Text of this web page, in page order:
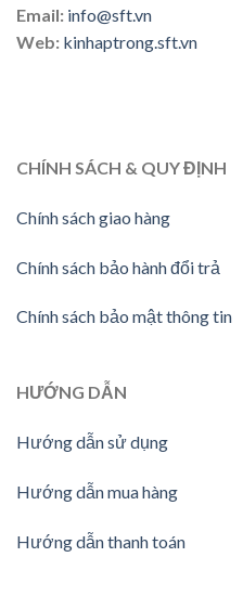
Email: info@sft.vn
Web: kinhaptrong.sft.vn
CHÍNH SÁCH & QUY ĐỊNH
Chính sách giao hàng
Chính sách bảo hành đổi trả
Chính sách bảo mật thông tin
HƯỚNG DẪN
Hướng dẫn sử dụng
Hướng dẫn mua hàng
Hướng dẫn thanh toán